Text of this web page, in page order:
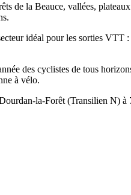
de la Beauce, vallées,
idéal pour les sorties
des cyclistes de tous
à vélo.
la-Forêt (Transilien N)